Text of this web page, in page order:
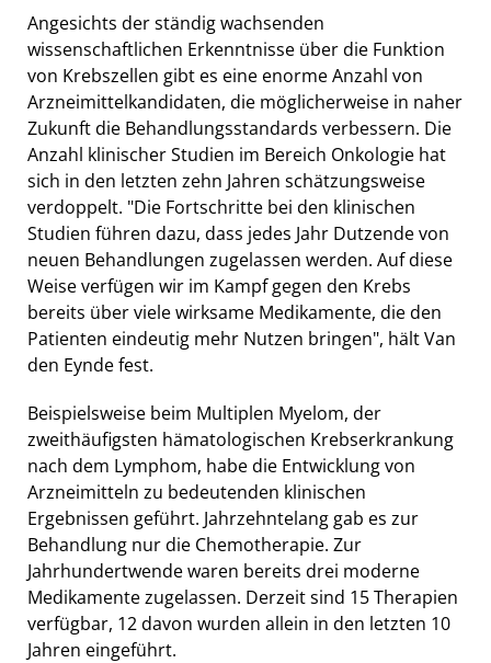
Angesichts der ständig wachsenden
wissenschaftlichen Erkenntnisse über die Funktion
von Krebszellen gibt es eine enorme Anzahl von
Arzneimittelkandidaten, die möglicherweise in naher
Zukunft die Behandlungsstandards verbessern. Die
Anzahl klinischer Studien im Bereich Onkologie hat
sich in den letzten zehn Jahren schätzungsweise
verdoppelt. "Die Fortschritte bei den klinischen
Studien führen dazu, dass jedes Jahr Dutzende von
neuen Behandlungen zugelassen werden. Auf diese
Weise verfügen wir im Kampf gegen den Krebs
bereits über viele wirksame Medikamente, die den
Patienten eindeutig mehr Nutzen bringen", hält Van
den Eynde fest.
Beispielsweise beim Multiplen Myelom, der
zweithäufigsten hämatologischen Krebserkrankung
nach dem Lymphom, habe die Entwicklung von
Arzneimitteln zu bedeutenden klinischen
Ergebnissen geführt. Jahrzehntelang gab es zur
Behandlung nur die Chemotherapie. Zur
Jahrhundertwende waren bereits drei moderne
Medikamente zugelassen. Derzeit sind 15 Therapien
verfügbar, 12 davon wurden allein in den letzten 10
Jahren eingeführt.